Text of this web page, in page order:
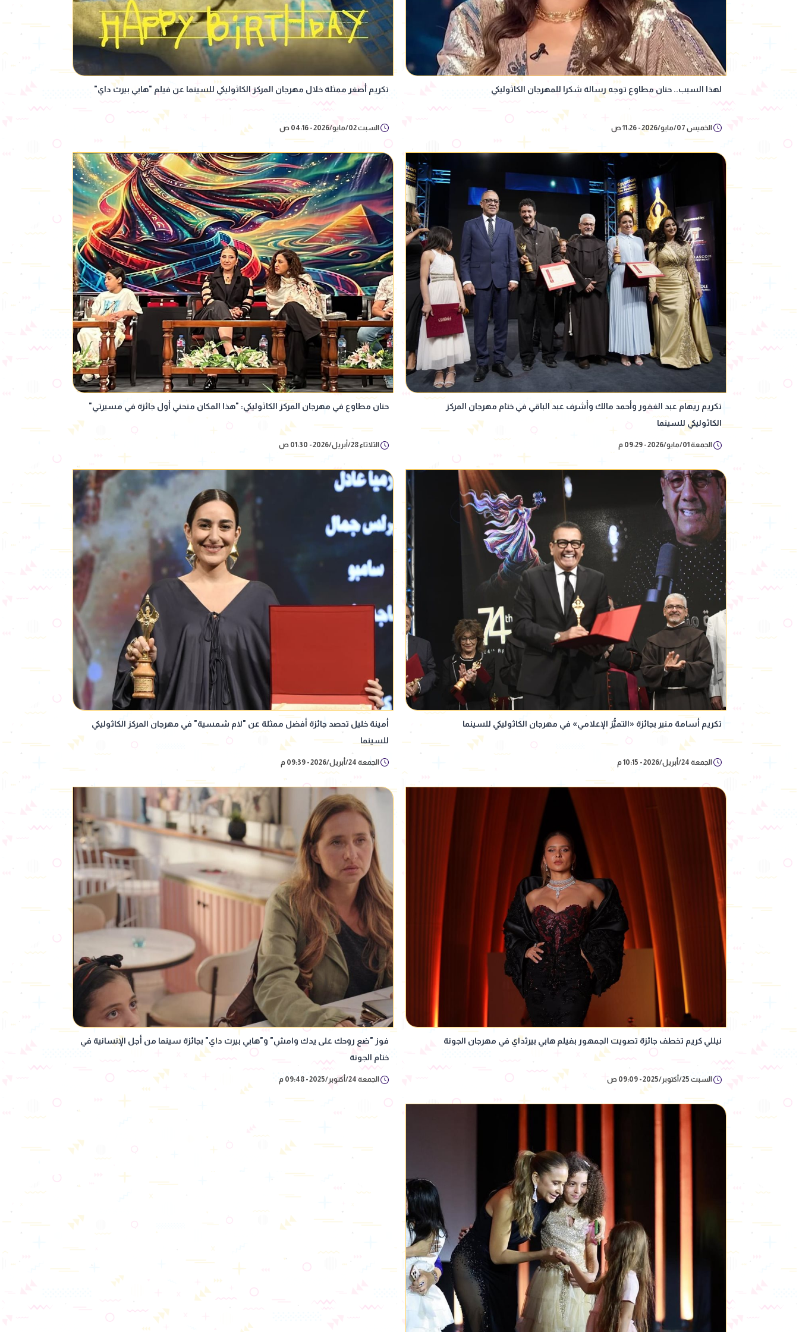
لهذا السبب.. حنان مطاوع توجه رسالة شكرا للمهرجان الكاثوليكي
الخميس 07/مايو/2026 - 11:26 ص
تكريم أصغر ممثلة خلال مهرجان المركز الكاثوليكي للسينما عن فيلم "هابي بيرث داي"
السبت 02/مايو/2026 - 04:16 ص
تكريم ريهام عبد الغفور وأحمد مالك وأشرف عبد الباقي في ختام مهرجان المركز
الكاثوليكي للسينما
الجمعة 01/مايو/2026 - 09:29 م
حنان مطاوع في مهرجان المركز الكاثوليكي: "هذا المكان منحني أول جائزة في مسيرتي"
الثلاثاء 28/أبريل/2026 - 01:30 ص
تكريم أسامة منير بجائزة «التميُّز الإعلامي» في مهرجان الكاثوليكي للسينما
الجمعة 24/أبريل/2026 - 10:15 م
أمينة خليل تحصد جائزة أفضل ممثلة عن "لام شمسية" في مهرجان المركز الكاثوليكي
للسينما
الجمعة 24/أبريل/2026 - 09:39 م
نيللي كريم تخطف جائزة تصويت الجمهور بفيلم هابي بيرثداي في مهرجان الجونة
السبت 25/أكتوبر/2025 - 09:09 ص
فوز "ضع روحك على يدك وامشِ" و"هابي بيرث داي" بجائزة سينما من أجل الإنسانية في
ختام الجونة
الجمعة 24/أكتوبر/2025 - 09:48 م